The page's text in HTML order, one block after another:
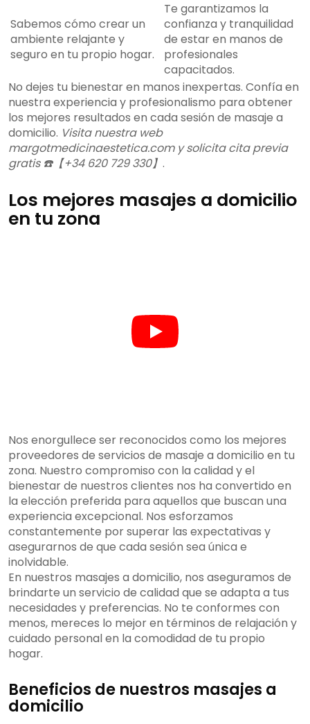
Sabemos cómo crear un
ambiente relajante y
seguro en tu propio hogar.
Te garantizamos la
confianza y tranquilidad
de estar en manos de
profesionales
capacitados.
No dejes tu bienestar en manos inexpertas. Confía en
nuestra experiencia y profesionalismo para obtener
los mejores resultados en cada sesión de masaje a
domicilio. Visita nuestra web
margotmedicinaestetica.com y solicita cita previa
gratis ☎️【+34 620 729 330】 .
Los mejores masajes a domicilio
en tu zona
Nos enorgullece ser reconocidos como los mejores
proveedores de servicios de masaje a domicilio en tu
zona. Nuestro compromiso con la calidad y el
bienestar de nuestros clientes nos ha convertido en
la elección preferida para aquellos que buscan una
experiencia excepcional. Nos esforzamos
constantemente por superar las expectativas y
asegurarnos de que cada sesión sea única e
inolvidable.
En nuestros masajes a domicilio, nos aseguramos de
brindarte un servicio de calidad que se adapta a tus
necesidades y preferencias. No te conformes con
menos, mereces lo mejor en términos de relajación y
cuidado personal en la comodidad de tu propio
hogar.
Beneficios de nuestros masajes a
domicilio